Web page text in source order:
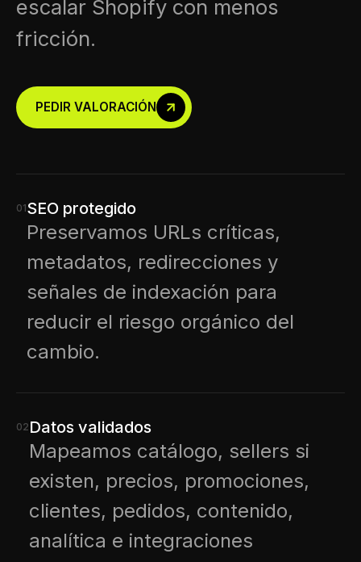
escalar Shopify con menos
fricción.
PEDIR VALORACIÓN
01SEO protegido
Preservamos URLs críticas,
metadatos, redirecciones y
señales de indexación para
reducir el riesgo orgánico del
cambio.
02 Datos validados
Mapeamos catálogo, sellers si
existen, precios, promociones,
clientes, pedidos, contenido,
analítica e integraciones